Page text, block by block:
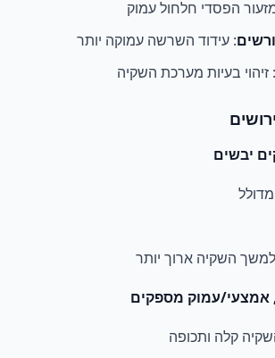
הפסדי חלחול עמוק
: עידוד השרשה עמוקה יותר
: זיהוי בעיות מערכת השקיה
השקיה ארוך יותר
קלה ותכופה